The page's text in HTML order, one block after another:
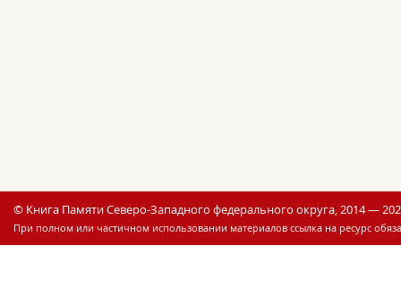
© Книга Памяти Северо-Западного федерального округа, 2014 —
При полном или частичном использовании материалов ссылка на ресурс